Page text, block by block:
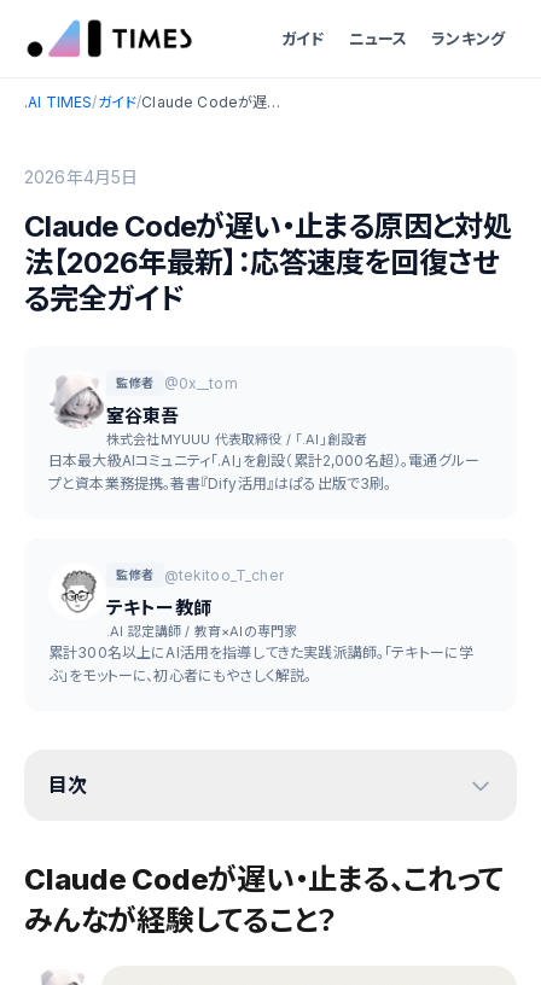
ガイド ニュース ランキング
.AI TIMES/ガイド/ Claude Codeが遅い・止まる原因と対処法【2026年最新】：応答速度を回復させる完全ガイド
2026年4月5日
Claude Codeが遅い・止まる原因と対処
法【2026年最新】：応答速度を回復させ
る完全ガイド
監修者 @0x__tom
室谷東吾
株式会社MYUUU 代表取締役 / 「.AI」創設者
日本最大級AIコミュニティ「.AI」を創設（累計2,000名超）。電通グルー
プと資本業務提携。著書『Dify活用』はぱる出版で3刷。
監修者 @tekitoo_T_cher
テキトー教師
.AI 認定講師 / 教育×AIの専門家
累計300名以上にAI活用を指導してきた実践派講師。「テキトーに学
ぶ」をモットーに、初心者にもやさしく解説。
目次
Claude Codeが遅い・止まる、これって
みんなが経験してること？